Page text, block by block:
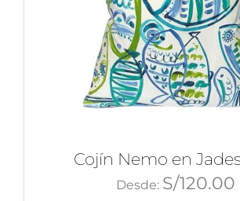
Cojín Nemo en
Desde: S/120.00